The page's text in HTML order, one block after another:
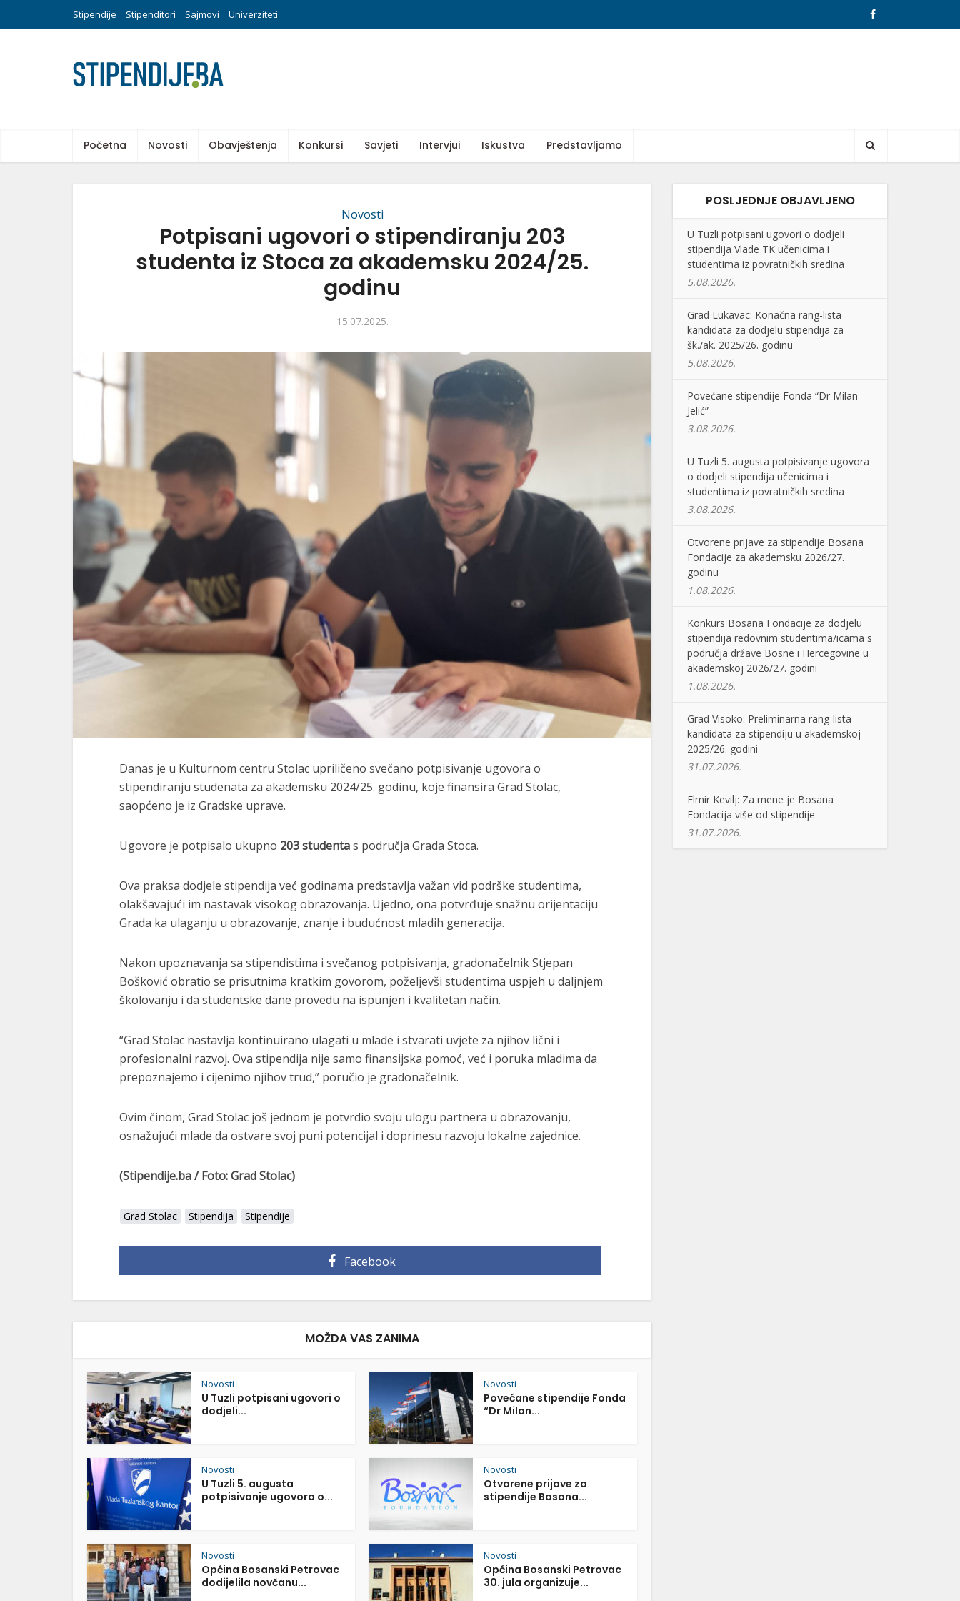
Stipendije Stipenditori Sajmovi Univerziteti
Početna Novosti Obavještenja Konkursi Savjeti Intervjui Iskustva Predstavljamo
Novosti
Potpisani ugovori o stipendiranju 203
studenta iz Stoca za akademsku 2024/25.
godinu
15.07.2025.
Danas je u Kulturnom centru Stolac upriličeno svečano potpisivanje ugovora o
stipendiranju studenata za akademsku 2024/25. godinu, koje finansira Grad Stolac,
saopćeno je iz Gradske uprave.
Ugovore je potpisalo ukupno 203 studentas područja Grada Stoca.
Ova praksa dodjele stipendija već godinama predstavlja važan vid podrške studentima,
olakšavajući im nastavak visokog obrazovanja. Ujedno, ona potvrđuje snažnu orijentaciju
Grada ka ulaganju u obrazovanje, znanje i budućnost mladih generacija.
Nakon upoznavanja sa stipendistima i svečanog potpisivanja, gradonačelnik Stjepan
Bošković obratio se prisutnima kratkim govorom, poželjevši studentima uspjeh u daljnjem
školovanju i da studentske dane provedu na ispunjen i kvalitetan način.
“Grad Stolac nastavlja kontinuirano ulagati u mlade i stvarati uvjete za njihov lični i
profesionalni razvoj. Ova stipendija nije samo finansijska pomoć, već i poruka mladima da
prepoznajemo i cijenimo njihov trud,” poručio je gradonačelnik.
Ovim činom, Grad Stolac još jednom je potvrdio svoju ulogu partnera u obrazovanju,
osnažujući mlade da ostvare svoj puni potencijal i doprinesu razvoju lokalne zajednice.
(Stipendije.ba / Foto: Grad Stolac)
Grad Stolac Stipendija Stipendije
Facebook
MOŽDA VAS ZANIMA
Novosti
U Tuzli potpisani ugovori o
dodjeli...
Novosti
Povećane stipendije Fonda
“Dr Milan...
Novosti
U Tuzli 5. augusta
potpisivanje ugovora o...
Novosti
Otvorene prijave za
stipendije Bosana...
Novosti
Općina Bosanski Petrovac
dodijelila novčanu...
Novosti
Općina Bosanski Petrovac
30. jula organizuje...
POSLJEDNJE OBJAVLJENO
U Tuzli potpisani ugovori o dodjeli
stipendija Vlade TK učenicima i
studentima iz povratničkih sredina
5.08.2026.
Grad Lukavac: Konačna rang-lista
kandidata za dodjelu stipendija za
šk./ak. 2025/26. godinu
5.08.2026.
Povećane stipendije Fonda “Dr Milan
Jelić”
3.08.2026.
U Tuzli 5. augusta potpisivanje ugovora
o dodjeli stipendija učenicima i
studentima iz povratničkih sredina
3.08.2026.
Otvorene prijave za stipendije Bosana
Fondacije za akademsku 2026/27.
godinu
1.08.2026.
Konkurs Bosana Fondacije za dodjelu
stipendija redovnim studentima/icama s
područja države Bosne i Hercegovine u
akademskoj 2026/27. godini
1.08.2026.
Grad Visoko: Preliminarna rang-lista
kandidata za stipendiju u akademskoj
2025/26. godini
31.07.2026.
Elmir Kevilj: Za mene je Bosana
Fondacija više od stipendije
31.07.2026.